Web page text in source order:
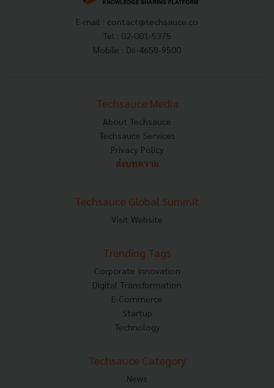
E-mail : contact@techsauce.co
Tel : 02-001-5375
Mobile : 06-4658-9500
Techsauce Media
About Techsauce
Techsauce Services
Privacy Policy
ส่งบทความ
Techsauce Global Summit
Visit Website
Trending Tags
Corporate Innovation
Digital Transformation
E-Commerce
Startup
Technology
Techsauce Category
News